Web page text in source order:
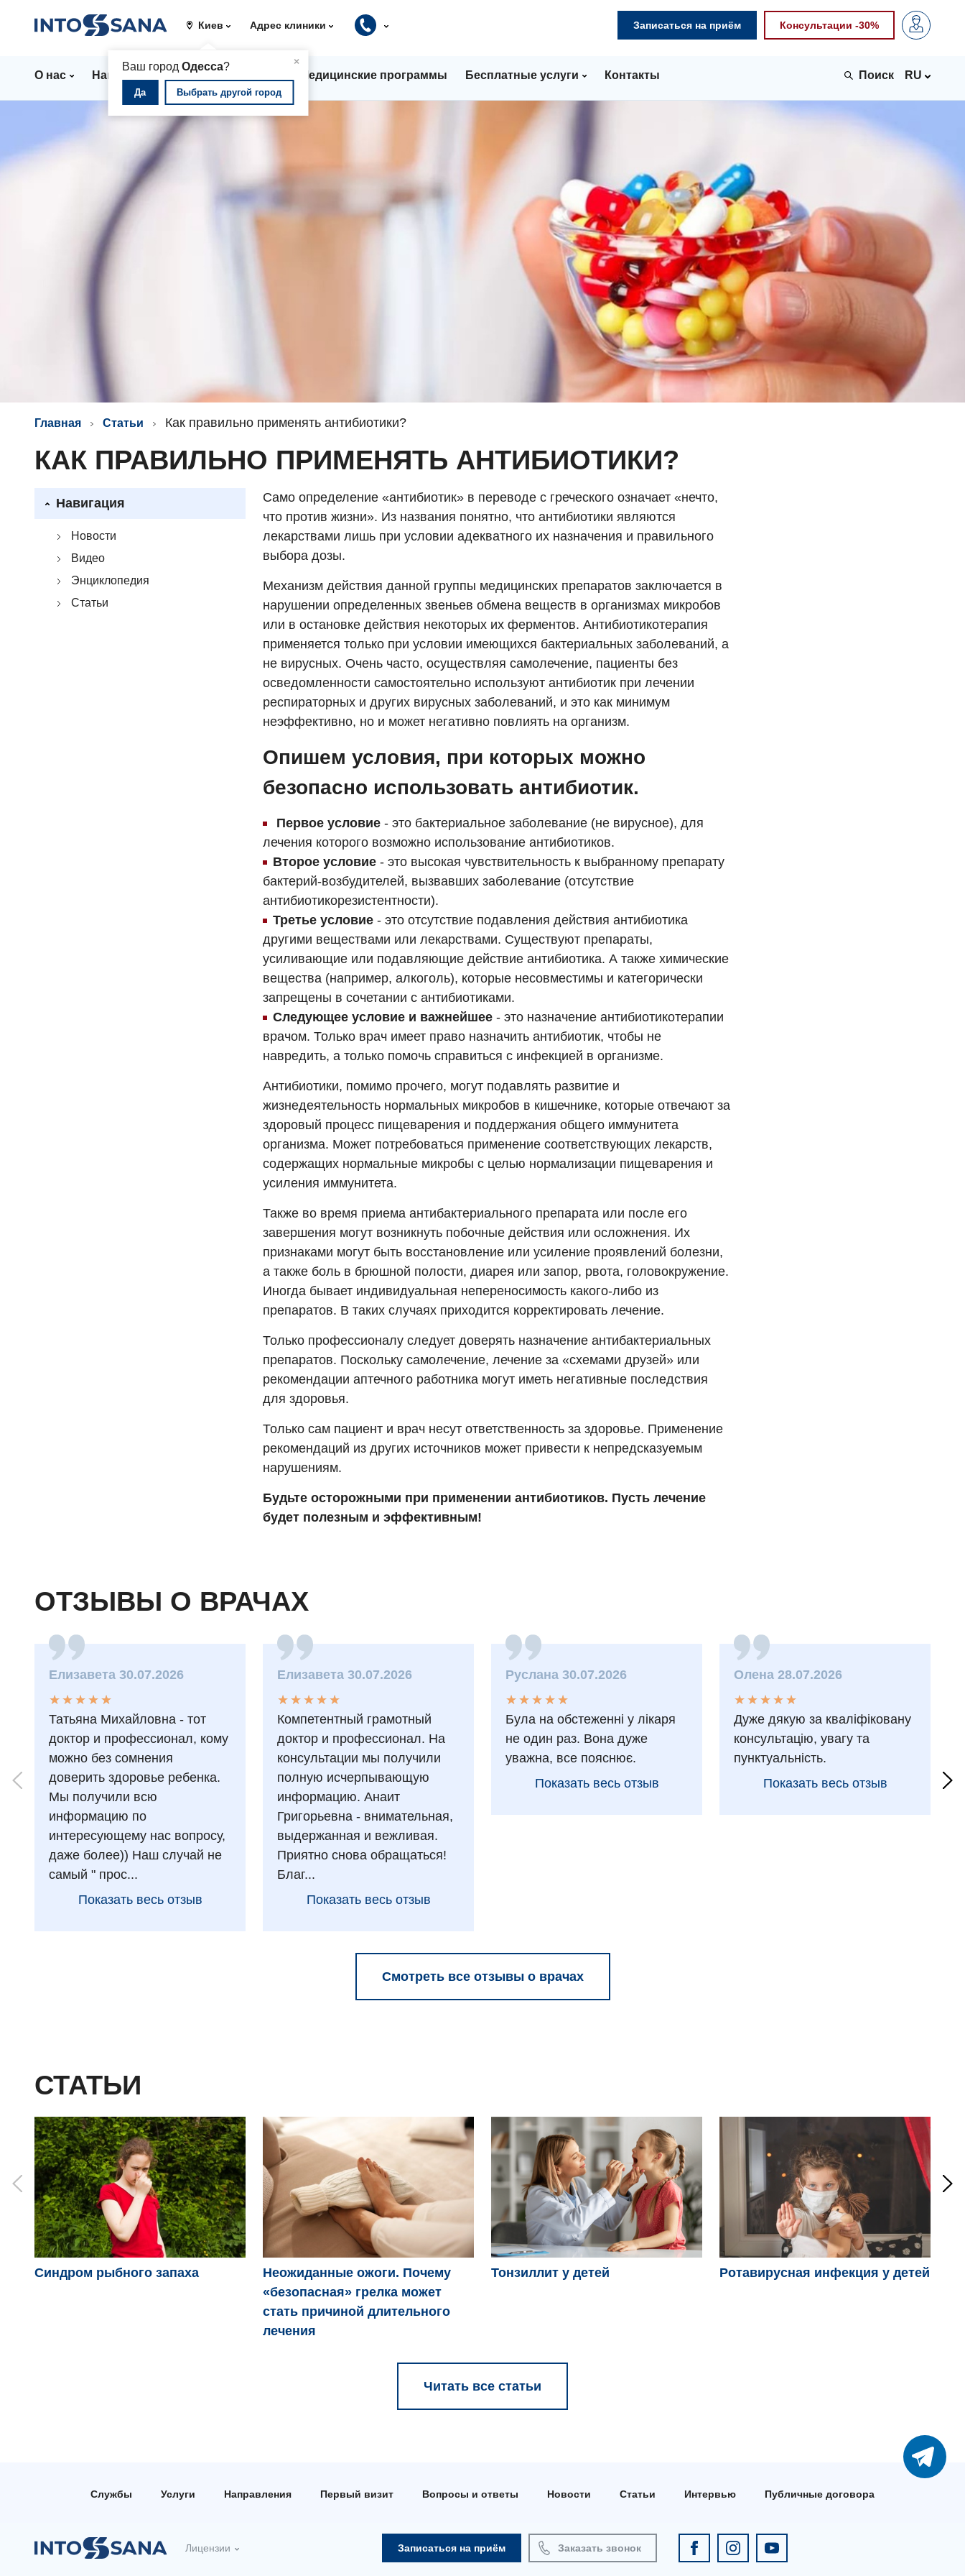
Киев
×
Ваш городОдесса?
Да Выбрать другой город
Адрес клиники Записаться на приём Консультации -30%
О нас Направления Цены Медицинские программы Бесплатные услуги Контакты RU
Главная Статьи Как правильно применять антибиотики?
КАК ПРАВИЛЬНО ПРИМЕНЯТЬ АНТИБИОТИКИ?
Навигация
Новости
Видео
Энциклопедия
Статьи
Само определение «антибиотик» в переводе с греческого означает «нечто,
что против жизни». Из названия понятно, что антибиотики являются
лекарствами лишь при условии адекватного их назначения и правильного
выбора дозы.
Механизм действия данной группы медицинских препаратов заключается в
нарушении определенных звеньев обмена веществ в организмах микробов
или в остановке действия некоторых их ферментов. Антибиотикотерапия
применяется только при условии имеющихся бактериальных заболеваний, а
не вирусных. Очень часто, осуществляя самолечение, пациенты без
осведомленности самостоятельно используют антибиотик при лечении
респираторных и других вирусных заболеваний, и это как минимум
неэффективно, но и может негативно повлиять на организм.
Опишем условия, при которых можно
безопасно использовать антибиотик.
Первое условие - это бактериальное заболевание (не вирусное), для
лечения которого возможно использование антибиотиков.
Второе условие - это высокая чувствительность к выбранному препарату
бактерий-возбудителей, вызвавших заболевание (отсутствие
антибиотикорезистентности).
Третье условие - это отсутствие подавления действия антибиотика
другими веществами или лекарствами. Существуют препараты,
усиливающие или подавляющие действие антибиотика. А также химические
вещества (например, алкоголь), которые несовместимы и категорически
запрещены в сочетании с антибиотиками.
Следующее условие и важнейшее - это назначение антибиотикотерапии
врачом. Только врач имеет право назначить антибиотик, чтобы не
навредить, а только помочь справиться с инфекцией в организме.
Антибиотики, помимо прочего, могут подавлять развитие и
жизнедеятельность нормальных микробов в кишечнике, которые отвечают за
здоровый процесс пищеварения и поддержания общего иммунитета
организма. Может потребоваться применение соответствующих лекарств,
содержащих нормальные микробы с целью нормализации пищеварения и
усиления иммунитета.
Также во время приема антибактериального препарата или после его
завершения могут возникнуть побочные действия или осложнения. Их
признаками могут быть восстановление или усиление проявлений болезни,
а также боль в брюшной полости, диарея или запор, рвота, головокружение.
Иногда бывает индивидуальная непереносимость какого-либо из
препаратов. В таких случаях приходится корректировать лечение.
Только профессионалу следует доверять назначение антибактериальных
препаратов. Поскольку самолечение, лечение за «схемами друзей» или
рекомендации аптечного работника могут иметь негативные последствия
для здоровья.
Только сам пациент и врач несут ответственность за здоровье. Применение
рекомендаций из других источников может привести к непредсказуемым
нарушениям.
Будьте осторожными при применении антибиотиков. Пусть лечение
будет полезным и эффективным!
ОТЗЫВЫ О ВРАЧАХ
Елизавета 30.07.2026
★
★
★
★
★
★ ★ ★ ★ ★
Татьяна Михайловна - тот
доктор и профессионал, кому
можно без сомнения
доверить здоровье ребенка.
Мы получили всю
информацию по
интересующему нас вопросу,
даже более)) Наш случай не
самый " прос...
Показать весь отзыв
Елизавета 30.07.2026
★
★
★
★
★
★ ★ ★ ★ ★
Компетентный грамотный
доктор и профессионал. На
консультации мы получили
полную исчерпывающую
информацию. Анаит
Григорьевна - внимательная,
выдержанная и вежливая.
Приятно снова обращаться!
Благ...
Показать весь отзыв
Руслана 30.07.2026
★
★
★
★
★
★ ★ ★ ★ ★
Була на обстеженні у лікаря
не один раз. Вона дуже
уважна, все пояснює.
Показать весь отзыв
Олена 28.07.2026
★
★
★
★
★
★ ★ ★ ★ ★
Дуже дякую за кваліфіковану
консультацію, увагу та
пунктуальність.
Показать весь отзыв
Смотреть все отзывы о врачах
СТАТЬИ
Синдром рыбного запаха
Неожиданные ожоги. Почему
«безопасная» грелка может
стать причиной длительного
лечения
Тонзиллит у детей Ротавирусная инфекция у детей
Читать все статьи
Службы Услуги Направления Первый визит Вопросы и ответы Новости Статьи Интервью Публичные договора
Лицензии Записаться на приём Заказать звонок